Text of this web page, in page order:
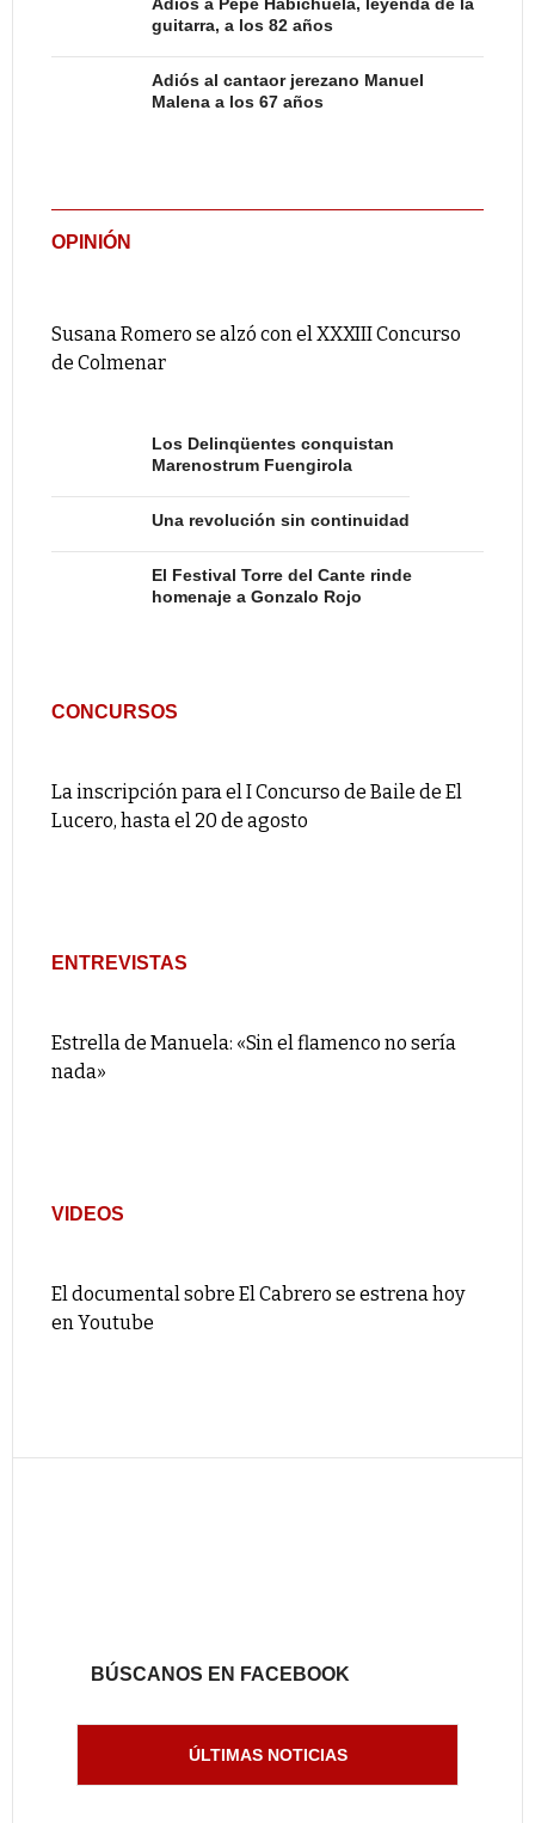
guitarra, a los 82 años
Adiós al cantaor jerezano Manuel
Malena a los 67 años
OPINIÓN
Susana Romero se alzó con el XXXIII Concurso
de Colmenar
Los Delinqüentes conquistan
Marenostrum Fuengirola
Una revolución sin continuidad
El Festival Torre del Cante rinde
homenaje a Gonzalo Rojo
CONCURSOS
La inscripción para el I Concurso de Baile de El
Lucero, hasta el 20 de agosto
ENTREVISTAS
Estrella de Manuela: «Sin el flamenco no sería
nada»
VIDEOS
El documental sobre El Cabrero se estrena hoy
en Youtube
BÚSCANOS EN FACEBOOK
ÚLTIMAS NOTICIAS